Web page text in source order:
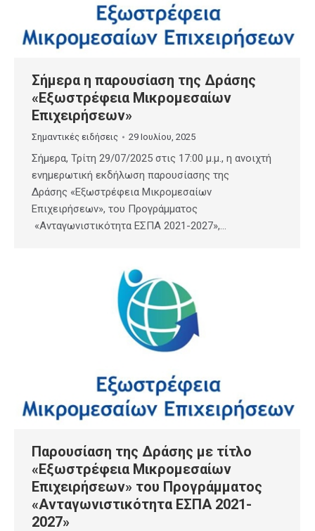
Σήμερα η παρουσίαση της Δράσης
«Εξωστρέφεια Μικρομεσαίων
Επιχειρήσεων»
Σημαντικές ειδήσεις 29 Ιουλίου, 2025
Σήμερα, Τρίτη 29/07/2025 στις 17:00 μ.μ., η ανοιχτή
ενημερωτική εκδήλωση παρουσίασης της
Δράσης «Εξωστρέφεια Μικρομεσαίων
Επιχειρήσεων», του Προγράμματος
«Ανταγωνιστικότητα ΕΣΠΑ 2021-2027»,…
Παρουσίαση της Δράσης με τίτλο
«Εξωστρέφεια Μικρομεσαίων
Επιχειρήσεων» του Προγράμματος
«Ανταγωνιστικότητα ΕΣΠΑ 2021-
2027»